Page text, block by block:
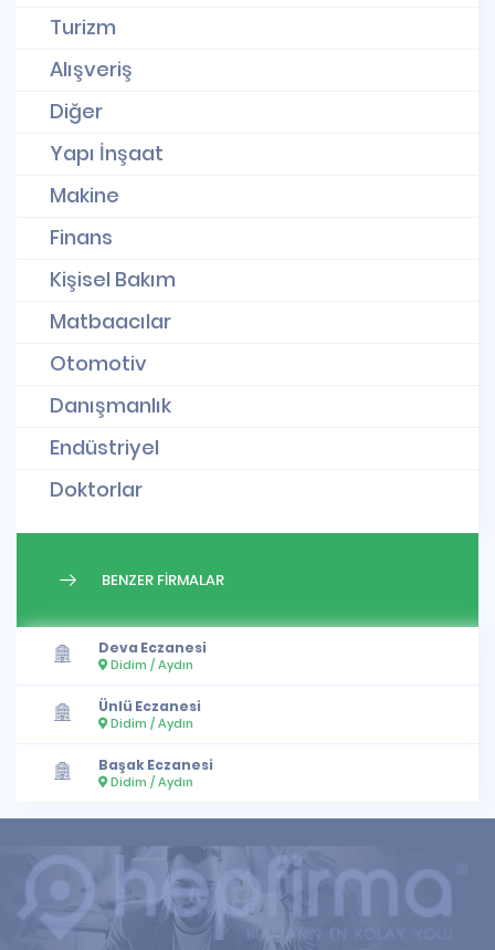
Turizm
Alışveriş
Diğer
Yapı İnşaat
Makine
Finans
Kişisel Bakım
Matbaacılar
Otomotiv
Danışmanlık
Endüstriyel
Doktorlar
BENZER FİRMALAR
Deva Eczanesi
Didim / Aydın
Ünlü Eczanesi
Didim / Aydın
Başak Eczanesi
Didim / Aydın